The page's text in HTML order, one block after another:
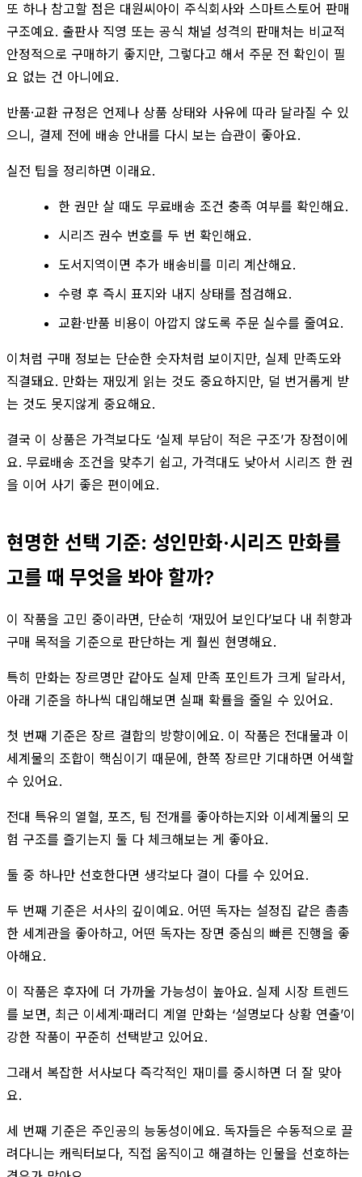
또 하나 참고할 점은 대원씨아이 주식회사와 스마트스토어 판매
구조예요. 출판사 직영 또는 공식 채널 성격의 판매처는 비교적
안정적으로 구매하기 좋지만, 그렇다고 해서 주문 전 확인이 필
요 없는 건 아니에요.
반품·교환 규정은 언제나 상품 상태와 사유에 따라 달라질 수 있
으니, 결제 전에 배송 안내를 다시 보는 습관이 좋아요.
실전 팁을 정리하면 이래요.
한 권만 살 때도 무료배송 조건 충족 여부를 확인해요.
시리즈 권수 번호를 두 번 확인해요.
도서지역이면 추가 배송비를 미리 계산해요.
수령 후 즉시 표지와 내지 상태를 점검해요.
교환·반품 비용이 아깝지 않도록 주문 실수를 줄여요.
이처럼 구매 정보는 단순한 숫자처럼 보이지만, 실제 만족도와
직결돼요. 만화는 재밌게 읽는 것도 중요하지만, 덜 번거롭게 받
는 것도 못지않게 중요해요.
결국 이 상품은 가격보다도 ‘실제 부담이 적은 구조’가 장점이에
요. 무료배송 조건을 맞추기 쉽고, 가격대도 낮아서 시리즈 한 권
을 이어 사기 좋은 편이에요.
현명한 선택 기준: 성인만화·시리즈 만화를
고를 때 무엇을 봐야 할까?
이 작품을 고민 중이라면, 단순히 ‘재밌어 보인다’보다 내 취향과
구매 목적을 기준으로 판단하는 게 훨씬 현명해요.
특히 만화는 장르명만 같아도 실제 만족 포인트가 크게 달라서,
아래 기준을 하나씩 대입해보면 실패 확률을 줄일 수 있어요.
첫 번째 기준은 장르 결합의 방향이에요. 이 작품은 전대물과 이
세계물의 조합이 핵심이기 때문에, 한쪽 장르만 기대하면 어색할
수 있어요.
전대 특유의 열혈, 포즈, 팀 전개를 좋아하는지와 이세계물의 모
험 구조를 즐기는지 둘 다 체크해보는 게 좋아요.
둘 중 하나만 선호한다면 생각보다 결이 다를 수 있어요.
두 번째 기준은 서사의 깊이예요. 어떤 독자는 설정집 같은 촘촘
한 세계관을 좋아하고, 어떤 독자는 장면 중심의 빠른 진행을 좋
아해요.
이 작품은 후자에 더 가까울 가능성이 높아요. 실제 시장 트렌드
를 보면, 최근 이세계·패러디 계열 만화는 ‘설명보다 상황 연출’이
강한 작품이 꾸준히 선택받고 있어요.
그래서 복잡한 서사보다 즉각적인 재미를 중시하면 더 잘 맞아
요.
세 번째 기준은 주인공의 능동성이에요. 독자들은 수동적으로 끌
려다니는 캐릭터보다, 직접 움직이고 해결하는 인물을 선호하는